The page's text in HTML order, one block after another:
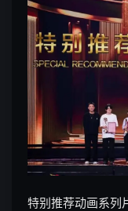
特别推荐动画系列